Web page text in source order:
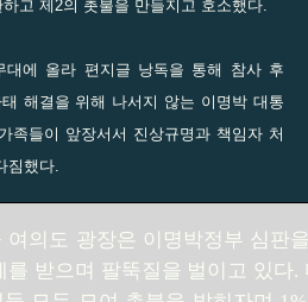
고 제2의 촛불을 만들지고 호소했다.
대에 올라 편지글 낭독을 통해 참사 후
해결을 위해 나서지 않는 이명박 대통
족들이 앞장서서 진상규명과 책임자 처
짐했다.
여의도 광장은 이명박정부 심판
를 받으며 팔뚝질을 벌이고 있다.